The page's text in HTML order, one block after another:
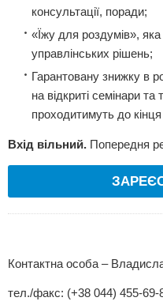
консультації, поради;
«Їжу для роздумів»,
управлінських рішень;
Гарантовану знижку в
на відкриті семінари та
проходитимуть до
Вхід вільний. Попередня
Контактна особа –
тел./факс: (+38 044) 455-69-